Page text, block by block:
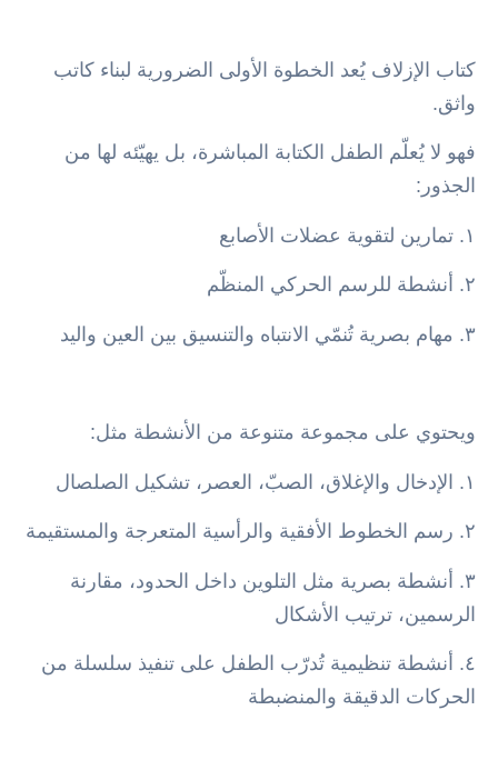
كتاب الإزلاف يُعد الخطوة الأولى الضرورية لبناء كاتب
واثق.
فهو لا يُعلّم الطفل الكتابة المباشرة، بل يهيّئه لها من
الجذور:
١. تمارين لتقوية عضلات الأصابع
٢. أنشطة للرسم الحركي المنظّم
٣. مهام بصرية تُنمّي الانتباه والتنسيق بين العين واليد
ويحتوي على مجموعة متنوعة من الأنشطة مثل:
١. الإدخال والإغلاق، الصبّ، العصر، تشكيل الصلصال
٢. رسم الخطوط الأفقية والرأسية المتعرجة والمستقيمة
٣. أنشطة بصرية مثل التلوين داخل الحدود، مقارنة
الرسمين، ترتيب الأشكال
٤. أنشطة تنظيمية تُدرّب الطفل على تنفيذ سلسلة من
الحركات الدقيقة والمنضبطة